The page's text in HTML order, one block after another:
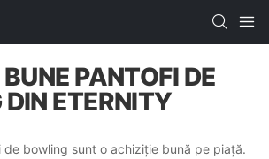
PANTOFI DE
ETERNITY
de bowling sunt o achiziție bună pe piață.